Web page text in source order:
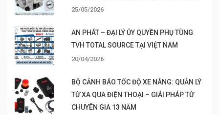
25/05/2026
AN PHÁT – ĐẠI LÝ ỦY QUYỀN PHỤ TÙNG
TVH TOTAL SOURCE TẠI VIỆT NAM
20/04/2026
BỘ CẢNH BÁO TỐC ĐỘ XE NÂNG: QUẢN LÝ
TỪ XA QUA ĐIỆN THOẠI – GIẢI PHÁP TỪ
CHUYÊN GIA 13 NĂM